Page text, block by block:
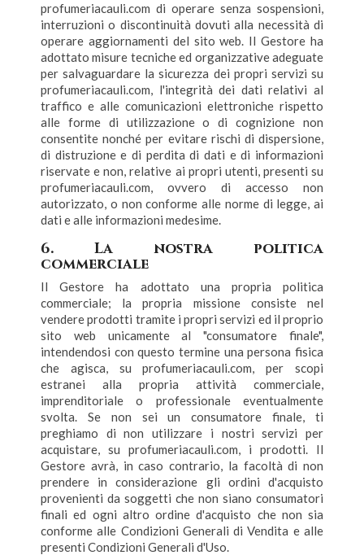
profumeriacauli.com di operare senza sospensioni,
interruzioni o discontinuità dovuti alla necessità di
operare aggiornamenti del sito web. Il Gestore ha
adottato misure tecniche ed organizzative adeguate
per salvaguardare la sicurezza dei propri servizi su
profumeriacauli.com, l'integrità dei dati relativi al
traffico e alle comunicazioni elettroniche rispetto
alle forme di utilizzazione o di cognizione non
consentite nonché per evitare rischi di dispersione,
di distruzione e di perdita di dati e di informazioni
riservate e non, relative ai propri utenti, presenti su
profumeriacauli.com, ovvero di accesso non
autorizzato, o non conforme alle norme di legge, ai
dati e alle informazioni medesime.
6. La nostra politica
commerciale
Il Gestore ha adottato una propria politica
commerciale; la propria missione consiste nel
vendere prodotti tramite i propri servizi ed il proprio
sito web unicamente al "consumatore finale",
intendendosi con questo termine una persona fisica
che agisca, su profumeriacauli.com, per scopi
estranei alla propria attività commerciale,
imprenditoriale o professionale eventualmente
svolta. Se non sei un consumatore finale, ti
preghiamo di non utilizzare i nostri servizi per
acquistare, su profumeriacauli.com, i prodotti. Il
Gestore avrà, in caso contrario, la facoltà di non
prendere in considerazione gli ordini d'acquisto
provenienti da soggetti che non siano consumatori
finali ed ogni altro ordine d'acquisto che non sia
conforme alle Condizioni Generali di Vendita e alle
presenti Condizioni Generali d'Uso.